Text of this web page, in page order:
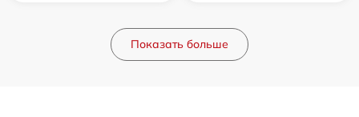
Показать больше